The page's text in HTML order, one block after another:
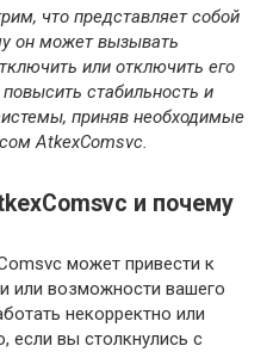
что представляет собой
он может вызывать
или отключить его
стабильность и
приняв необходимые
AtkexComsvc.
и почему
может привести к
или возможности вашего
некорректно или
если вы столкнулись с